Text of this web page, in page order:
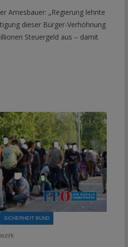
Amesbauer: „Regierung lehnte
dieser Bürger-Verhöhnung
Steuergeld aus – damit
SICHERHEIT BUND